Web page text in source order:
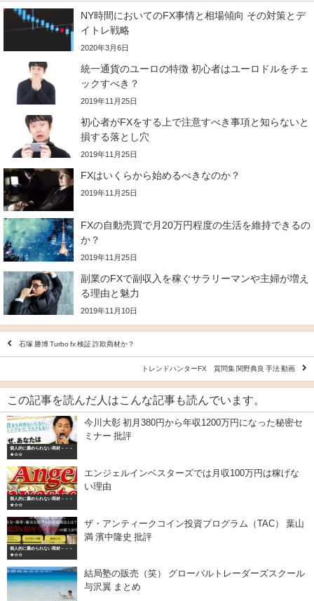
NY時間においてのFX事情と相場傾向 その対策とデ
イトレ戦略
2020年3月6日
統一通貨のユーロの特徴 初心者はユーロドルをチェ
ックすべき？
2019年11月25日
初心者がFXをする上で注意すべき事項と知らないと
損する落とし穴
2019年11月25日
FXはいくらから始めるべきなのか？
2019年11月25日
FXの自動売買で月20万円程度の生活を維持できるの
か？
2019年11月25日
副業のFXで副収入を稼ぐサラリーマンや主婦が増え
る理由と魅力
2019年11月10日
石塚 勝博 Turbo fx 検証 詐欺商材か？
トレンドハンターFX 質問集 関野典良 手法 動画
この記事を読んだ人はこんな記事も読んでいます。
個人的に薦められない商材－－－
★☆☆
今川大彰 初月380円から年収1200万円になった秘密セ
ミナー 批評
個人的に薦められない商材－－－
★☆☆
エンジェルインベスターズでは月収100万円は稼げな
い理由
個人的に薦められない商材－－－
★☆☆
ザ・アンティークコイン投資プログラム（TAC） 葉山
満 濱中隆史 批評
結局塾の販売（笑） グローバルトレーダーズスクール
与沢翼 まとめ